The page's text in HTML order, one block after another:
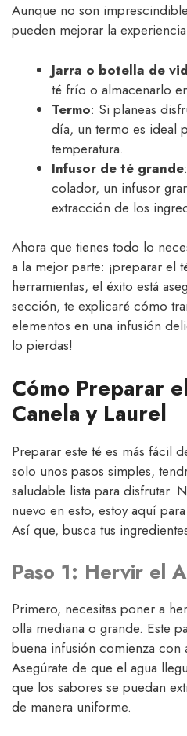
Aunque no son
pueden mejorar la
Jarra o botella de
té frío o almacenarlo
Termo: Si planeas
día, un termo es ideal
temperatura.
Infusor de té grande
colador, un infusor
extracción de los
Ahora que tienes todo lo
a la mejor parte: ¡preparar el
herramientas, el éxito está
sección, te explicaré cómo
elementos en una infusión
lo pierdas!
Cómo Preparar
Canela y Laurel
Preparar este té es más fácil
solo unos pasos simples,
saludable lista para disfrutar.
nuevo en esto, estoy aquí
Así que, busca tus
Paso 1: Hervir el
Primero, necesitas poner a
olla mediana o grande. Este
buena infusión comienza con
Asegúrate de que el agua
que los sabores se puedan
de manera uniforme.